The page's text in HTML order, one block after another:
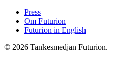
Press
Om Futurion
Futurion in English
© 2026 Tankesmedjan Futurion.